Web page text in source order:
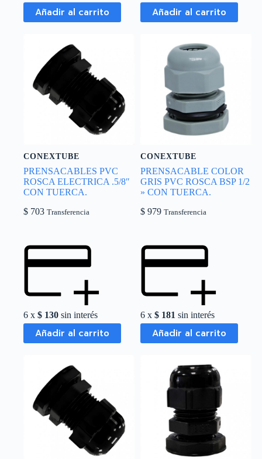
Añadir al carrito Añadir al carrito
CONEXTUBE
PRENSACABLES PVC
ROSCA ELECTRICA .5/8″
CON TUERCA.
$ 703 Transferencia
6 x $ 130 sin interés
Añadir al carrito
CONEXTUBE
PRENSACABLE COLOR
GRIS PVC ROSCA BSP 1/2
» CON TUERCA.
$ 979 Transferencia
6 x$ 181 sin interés
Añadir al carrito